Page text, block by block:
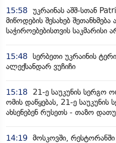
15:58 უკრაინას აშშ-სთან
მიწოდების შესახებ
საჭიროებებისთვის
15:48 სერბეთი უკრაინის
ალექსანდარ ვუჩიჩი
15:18
21-ე საუკუნის სერგო
ომის დაწყებას, 21-ე
ახსენებენ რუსეთს - თაზო
14:19 მოსკოვში,